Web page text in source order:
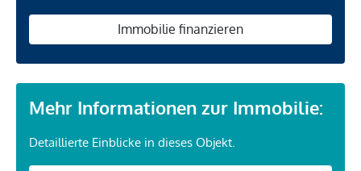
Immobilie finanzieren
Mehr Informationen zur Immobilie:
Detaillierte Einblicke in dieses Objekt.